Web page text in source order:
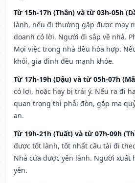
Từ 15h-17h (Thân) và từ 03h-05h
lành, nếu đi thường gặp được may
doanh có lời. Người đi sắp về nhà.
Mọi việc trong nhà đều hòa hợp.
khỏi, gia đình đều mạnh khỏe.
Từ 17h-19h (Dậu) và từ 05h-07h
có lợi, hoặc hay bị trái ý. Nếu ra đi
quan trọng thì phải đòn, gặp ma
an.
Từ 19h-21h (Tuất) và từ 07h-09h
được tốt lành, tốt nhất cầu tài đi
Nhà cửa được yên lành. Người xuất
yên.